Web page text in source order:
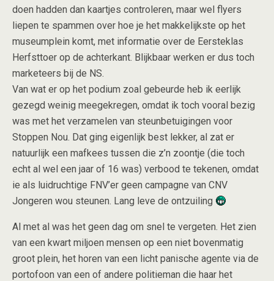
doen hadden dan kaartjes controleren, maar wel flyers
liepen te spammen over hoe je het makkelijkste op het
museumplein komt, met informatie over de Eersteklas
Herfsttoer op de achterkant. Blijkbaar werken er dus toch
marketeers bij de NS.
Van wat er op het podium zoal gebeurde heb ik eerlijk
gezegd weinig meegekregen, omdat ik toch vooral bezig
was met het verzamelen van steunbetuigingen voor
Stoppen Nou. Dat ging eigenlijk best lekker, al zat er
natuurlijk een mafkees tussen die z’n zoontje (die toch
echt al wel een jaar of 16 was) verbood te tekenen, omdat
ie als luidruchtige FNV’er geen campagne van CNV
Jongeren wou steunen. Lang leve de ontzuiling
Al met al was het geen dag om snel te vergeten. Het zien
van een kwart miljoen mensen op een niet bovenmatig
groot plein, het horen van een licht panische agente via de
portofoon van een of andere politieman die haar het